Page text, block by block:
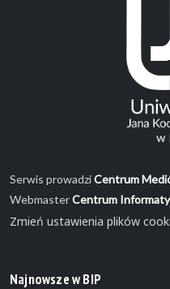
Serwis prowadziCentrum
WebmasterCentrum
Zmień ustawienia plików
Najnowsze w BIP